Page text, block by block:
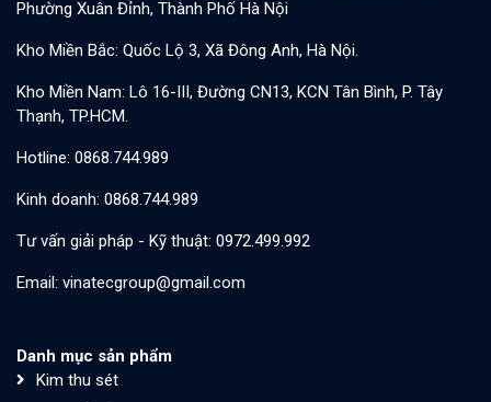
Phường Xuân Đỉnh, Thành Phố Hà Nội
Kho Miền Bắc: Quốc Lộ 3, Xã Đông Anh, Hà Nội.
Kho Miền Nam: Lô 16-III, Đường CN13, KCN Tân Bình, P. Tây
Thạnh, TP.HCM.
Hotline: 0868.744.989
Kinh doanh: 0868.744.989
Tư vấn giải pháp - Kỹ thuật: 0972.499.992
Email: vinatecgroup@gmail.com
Danh mục sản phẩm
Kim thu sét